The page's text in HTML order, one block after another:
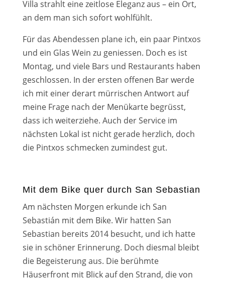
Villa strahlt eine zeit­lo­se Eleganz aus – ein Ort,
an dem man sich sofort wohl­fühlt.
Für das Abendessen pla­ne ich, ein paar Pintxos
und ein Glas Wein zu genies­sen. Doch es ist
Montag, und vie­le Bars und Restaurants haben
geschlos­sen. In der ers­ten offe­nen Bar wer­de
ich mit einer der­art mür­ri­schen Antwort auf
mei­ne Frage nach der Menükarte begrüsst,
dass ich wei­ter­zie­he. Auch der Service im
nächs­ten Lokal ist nicht gera­de herz­lich, doch
die Pintxos schme­cken zumin­dest gut.
Mit dem Bike quer durch San Sebastian
Am nächs­ten Morgen erkun­de ich San
Sebastián mit dem Bike. Wir hat­ten San
Sebastian bereits 2014 besucht, und ich hat­te
sie in schö­ner Erinnerung. Doch dies­mal bleibt
die Begeisterung aus. Die berühm­te
Häuserfront mit Blick auf den Strand, die von